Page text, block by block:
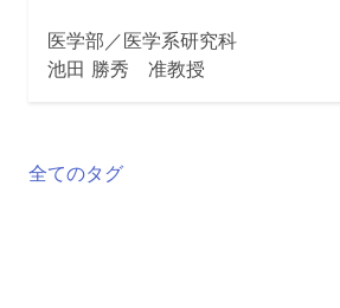
医学部／医学系研究科
池田 勝秀 准教授
全てのタグ